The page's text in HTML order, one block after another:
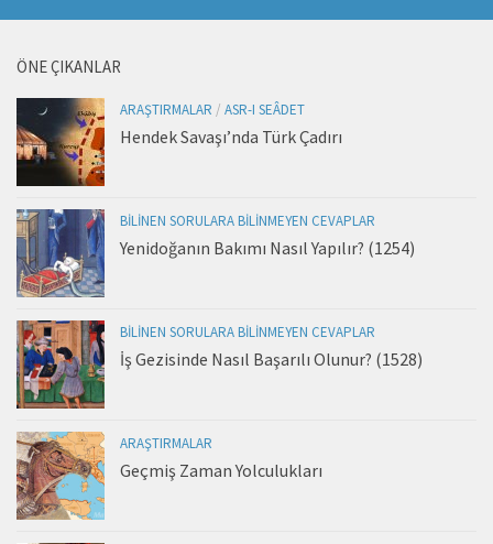
ÖNE ÇIKANLAR
ARAŞTIRMALAR / ASR-I SEÂDET
Hendek Savaşı’nda Türk Çadırı
BILINEN SORULARA BILINMEYEN CEVAPLAR
Yenidoğanın Bakımı Nasıl Yapılır? (1254)
BILINEN SORULARA BILINMEYEN CEVAPLAR
İş Gezisinde Nasıl Başarılı Olunur? (1528)
ARAŞTIRMALAR
Geçmiş Zaman Yolculukları